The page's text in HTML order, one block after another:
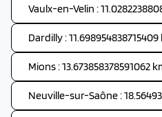
Vaulx-en-Velin :
Dardilly : 11.698954838715409
Mions : 13.673858378591062
Neuville-sur-Saône :